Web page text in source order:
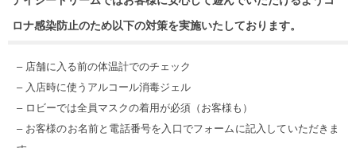
ロナ感染防止のため以下の対策を実施いたしております。
– 店舗に入る前の体温計でのチェック
– 入店時に使うアルコール消毒ジェル
– ロビーでは全員マスクの着用が必須（お客様も）
– お客様のお名前と電話番号を入口でフォームに記入していただきま